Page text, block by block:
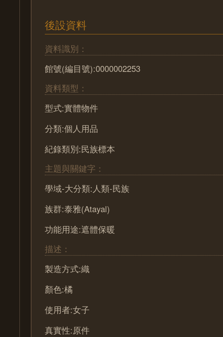
後設資料
資料識別：
館號(編目號):0000002253
資料類型：
型式:實體物件
分類:個人用品
紀錄類別:民族標本
主題與關鍵字：
學域-大分類:人類-民族
族群:泰雅(Atayal)
功能用途:遮體保暖
描述：
製造方式:織
顏色:橘
使用者:女子
真實性:原件